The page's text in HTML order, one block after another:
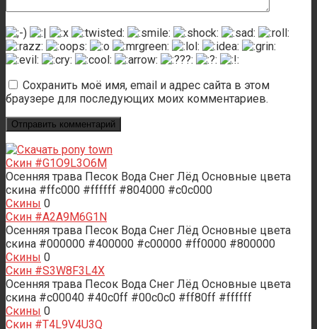
Сохранить моё имя, email и адрес сайта в этом
браузере для последующих моих комментариев.
Скин #G1O9L3O6M
Осенняя трава Песок Вода Снег Лёд Основные цвета
скина #ffc000 #ffffff #804000 #c0c000
Скины 0
Скин #A2A9M6G1N
Осенняя трава Песок Вода Снег Лёд Основные цвета
скина #000000 #400000 #c00000 #ff0000 #800000
Скины 0
Скин #S3W8F3L4X
Осенняя трава Песок Вода Снег Лёд Основные цвета
скина #c00040 #40c0ff #00c0c0 #ff80ff #ffffff
Скины 0
Скин #T4L9V4U3Q